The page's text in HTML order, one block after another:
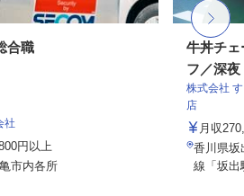
合職
社
円以上
市内各所
牛丼チェ
フ／深夜
株式会社
店
月収
香川県坂
線「坂出